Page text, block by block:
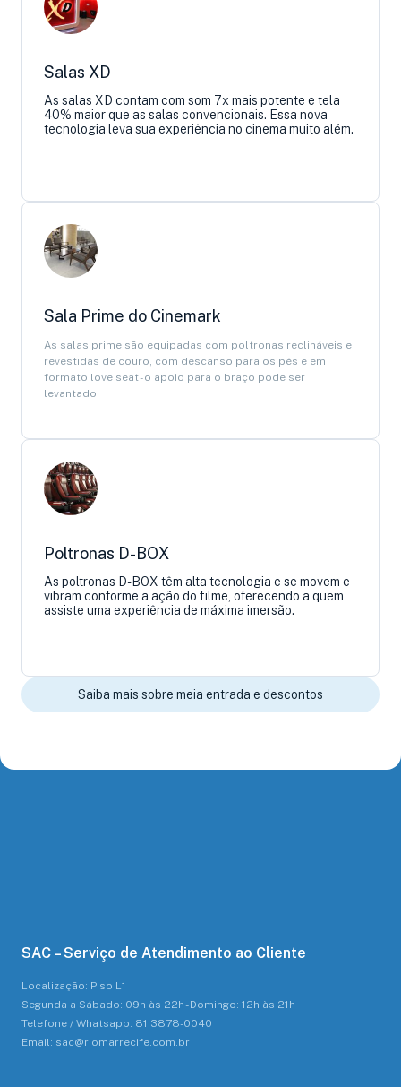
Salas XD
As salas XD contam com som 7x mais potente e tela
40% maior que as salas convencionais. Essa nova
tecnologia leva sua experiência no cinema muito além.
Sala Prime do Cinemark
As salas prime são equipadas com poltronas reclináveis e
revestidas de couro, com descanso para os pés e em
formato love seat - o apoio para o braço pode ser
levantado.
Poltronas D-BOX
As poltronas D-BOX têm alta tecnologia e se movem e
vibram conforme a ação do filme, oferecendo a quem
assiste uma experiência de máxima imersão.
Saiba mais sobre meia entrada e descontos
SAC – Serviço de Atendimento ao Cliente
Localização: Piso L1
Segunda a Sábado: 09h às 22h - Domingo: 12h às 21h
Telefone / Whatsapp: 81 3878-0040
Email: sac@riomarrecife.com.br